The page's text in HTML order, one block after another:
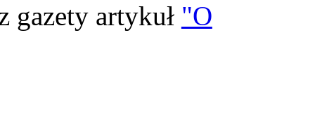
gazety artykuł "O